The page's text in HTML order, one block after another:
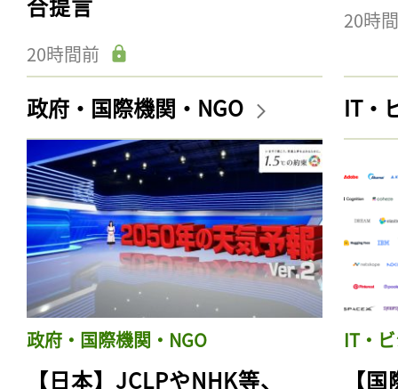
20時間前
20時
政府・国際機関・NGO
政府・国際機関・NGO
【日本】JCLPやNHK等、
IT・
IT・
【